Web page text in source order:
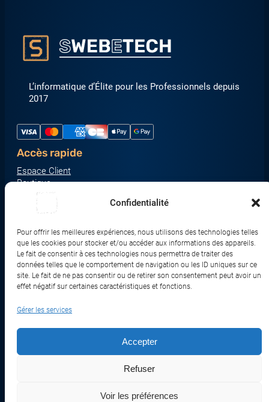
Confidentialité
Pour offrir les meilleures expériences, nous utilisons des technologies telles
que les cookies pour stocker et/ou accéder aux informations des appareils.
Le fait de consentir à ces technologies nous permettra de traiter des
données telles que le comportement de navigation ou les ID uniques sur ce
site. Le fait de ne pas consentir ou de retirer son consentement peut avoir un
effet négatif sur certaines caractéristiques et fonctions.
Gérer les services
Accepter
Refuser
Voir les préférences
L’informatique d’Élite pour les Professionnels depuis
2017
Accès rapide
Espace Client
Boutique
À propos
Nous contacter
Écrans & Moniteurs
Serveurs & Stockage
Impression & Consommables
Ordinateurs & Tablettes
Réseau & IoT
Conditions Générales de Vente